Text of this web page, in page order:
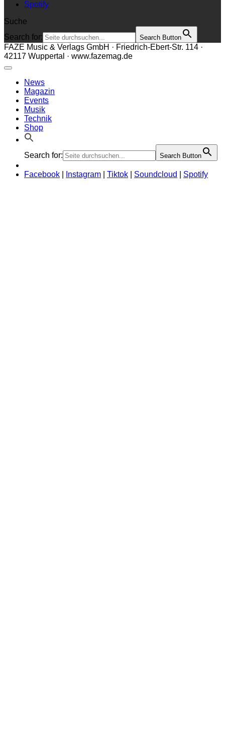
Spotify
Suche
Search for:
Search Button
FAZE Music & Verlags GmbH · Friedrich-Ebert-Str. 114 ·
42117 Wuppertal · www.fazemag.de
News
Magazin
Events
Musik
Technik
Shop
Search for: Search Button
Facebook Instagram Tiktok Soundcloud Spotify